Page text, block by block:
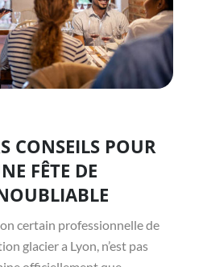
CONSEILS POUR
FÊTE DE
certain professionnelle de
glacier a Lyon, n’est pas